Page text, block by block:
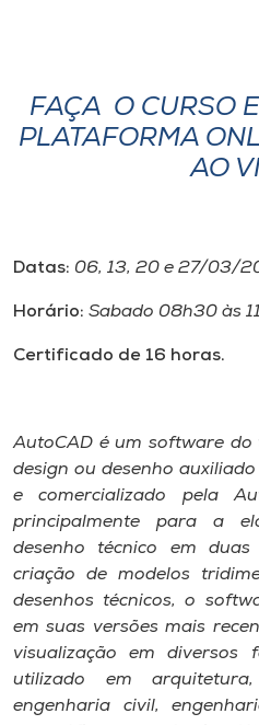
Biblioteca
Museu
Selecione
o idioma
A+
A-
FAÇA O CURSO
PLATAFORMA
AO
Datas: 06, 13, 20 e 27/03/
Horário: Sabado 08h30 às
Certificado de 16 horas.
AutoCAD é um software
design ou desenho
e comercializado pela
principalmente para a
desenho técnico em
criação de modelos
desenhos técnicos, o
em suas versões mais
visualização em diversos
utilizado em
engenharia civil,